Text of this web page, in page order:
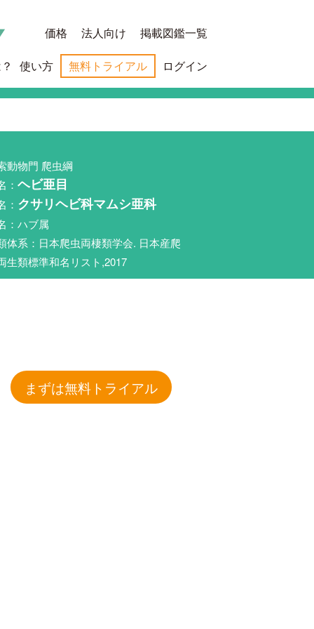
価格 法人向け 掲載図鑑一覧
使い方 無料トライアル ログイン
動物門 爬虫綱
：ヘビ亜目
： クサリヘビ科マムシ亜科
：ハブ属
体系：日本爬虫両棲類学会. 日本産爬
生類標準和名リスト,2017
まずは無料トライアル